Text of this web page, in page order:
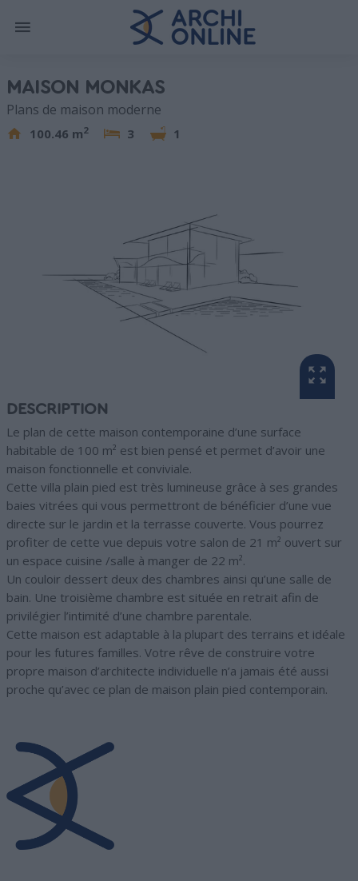
MAISON MONKAS
Plans de maison moderne
100.46 m2 3 1
DESCRIPTION
Le plan de cette maison contemporaine d’une surface
habitable de 100 m² est bien pensé et permet d’avoir une
maison fonctionnelle et conviviale.
Cette villa plain pied est très lumineuse grâce à ses grandes
baies vitrées qui vous permettront de bénéficier d’une vue
directe sur le jardin et la terrasse couverte. Vous pourrez
profiter de cette vue depuis votre salon de 21 m² ouvert sur
un espace cuisine /salle à manger de 22 m².
Un couloir dessert deux des chambres ainsi qu’une salle de
bain. Une troisième chambre est située en retrait afin de
privilégier l’intimité d’une chambre parentale.
Cette maison est adaptable à la plupart des terrains et idéale
pour les futures familles. Votre rêve de construire votre
propre maison d’architecte individuelle n’a jamais été aussi
proche qu’avec ce plan de maison plain pied contemporain.